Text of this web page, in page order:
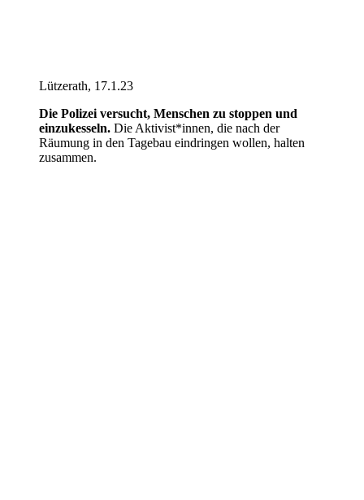
Lützerath, 17.1.23
Die Polizei versucht, Menschen zu stoppen und
einzukesseln. Die Aktivist*innen, die nach der
Räumung in den Tagebau eindringen wollen, halten
zusammen.